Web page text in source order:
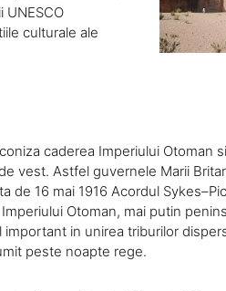
UNESCO
culturale ale
caderea Imperiului Otoman
vest. Astfel guvernele Marii
de 16 mai 1916 Acordul
Otoman, mai putin
in unirea triburilor
peste noapte rege.